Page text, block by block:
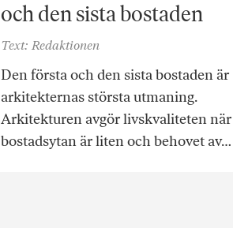
och den sista bostaden
Text: Redaktionen
Den första och den sista bostaden är
arkitekternas största utmaning.
Arkitekturen avgör livskvaliteten när
bostadsytan är liten och behovet av…